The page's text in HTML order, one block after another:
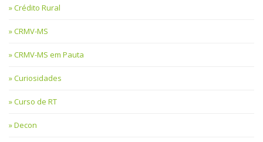
Crédito Rural
CRMV-MS
CRMV-MS em Pauta
Curiosidades
Curso de RT
Decon